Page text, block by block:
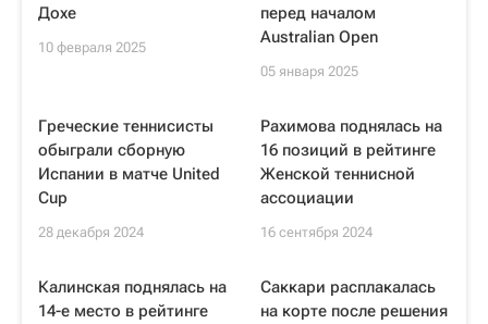
Дохе
10 февраля 2025
перед началом
Australian Open
05 января 2025
Греческие теннисисты
обыграли сборную
Испании в матче United
Cup
28 декабря 2024
Рахимова поднялась на
16 позиций в рейтинге
Женской теннисной
ассоциации
16 сентября 2024
Калинская поднялась на
14-е место в рейтинге
Саккари расплакалась
на корте после решения